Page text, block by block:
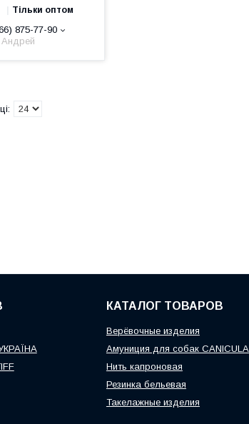
Тільки оптом
875-77-90
Андрей
КАТАЛОГ ТОВАРОВ
Верёвочные изделия
Амуниция для собак CANICULA
Нить капроновая
Резинка бельевая
Такелажные изделия